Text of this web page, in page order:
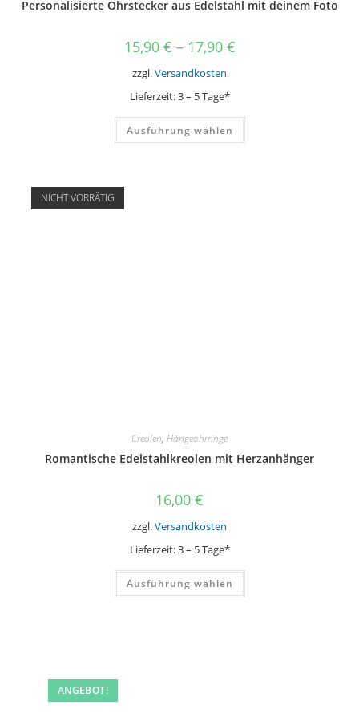
Personalisierte Ohrstecker aus Edelstahl mit deinem Foto
15,90 € – 17,90 €
zzgl.Versandkosten
Lieferzeit:3 – 5 Tage*
Ausführung wählen
Dieses
weist
NICHT VORRÄTIG
Creolen, Hängeohrringe
Romantische Edelstahlkreolen mit Herzanhänger
16,00 €
zzgl.Versandkosten
Lieferzeit:3 – 5 Tage*
Ausführung wählen
Dieses
weist
ANGEBOT!